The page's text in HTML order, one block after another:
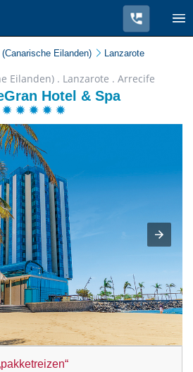
Eilanden) Lanzarote
Eilanden) . Lanzarote . Arrecife
Hotel & Spa